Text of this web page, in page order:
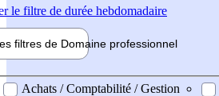
le filtre de durée hebdomadaire
filtres de Domaine professionnel
professionel
Achats / Comptabilité / Gestion